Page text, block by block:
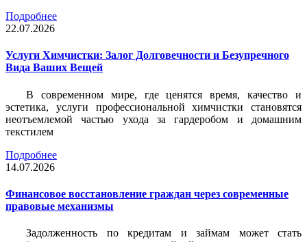
Подробнее
22.07.2026
Услуги Химчистки: Залог Долговечности и Безупречного
Вида Ваших Вещей
В современном мире, где ценятся время, качество и
эстетика, услуги профессиональной химчистки становятся
неотъемлемой частью ухода за гардеробом и домашним
текстилем
Подробнее
14.07.2026
Финансовое восстановление граждан через современные
правовые механизмы
Задолженность по кредитам и займам может стать